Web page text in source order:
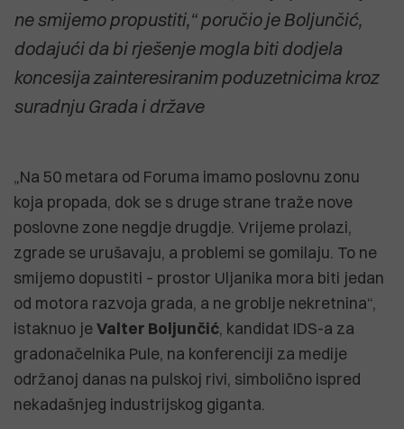
ne smijemo propustiti,“ poručio je Boljunčić,
dodajući da bi rješenje mogla biti dodjela
koncesija zainteresiranim poduzetnicima kroz
suradnju Grada i države
„Na 50 metara od Foruma imamo poslovnu zonu
koja propada, dok se s druge strane traže nove
poslovne zone negdje drugdje. Vrijeme prolazi,
zgrade se urušavaju, a problemi se gomilaju. To ne
smijemo dopustiti – prostor Uljanika mora biti jedan
od motora razvoja grada, a ne groblje nekretnina“,
istaknuo jeValter Boljunčić, kandidat IDS-a za
gradonačelnika Pule, na konferenciji za medije
održanoj danas na pulskoj rivi, simbolično ispred
nekadašnjeg industrijskog giganta.